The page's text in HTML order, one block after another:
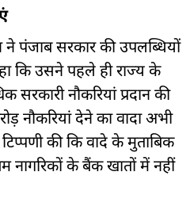
पंजाब सरकार की उपलब्धियों
कि उसने पहले ही राज्य के
नौकरियां प्रदान की
नौकरियां देने का वादा अभी
की कि वादे के मुताबिक
के बैंक खातों में नहीं